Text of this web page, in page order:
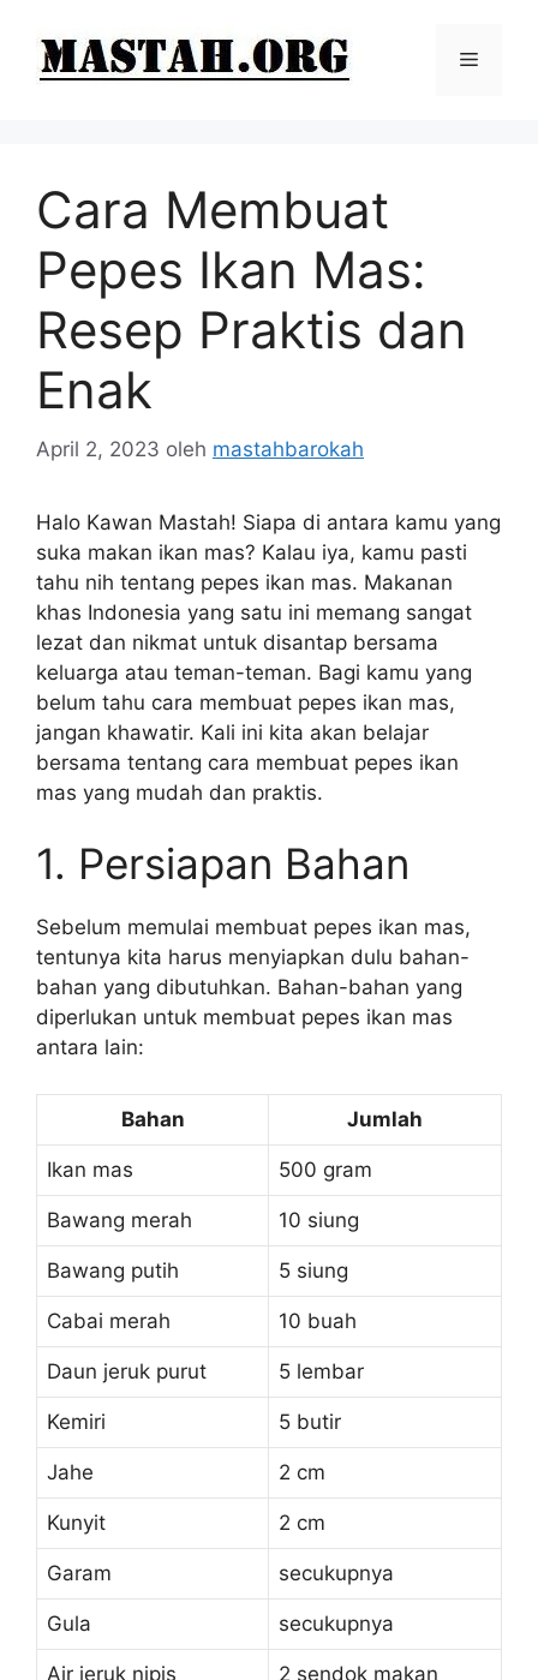
Menu
Cara Membuat
Pepes Ikan Mas:
Resep Praktis dan
Enak
April 2, 2023 oleh mastahbarokah
Halo Kawan Mastah! Siapa di antara kamu yang
suka makan ikan mas? Kalau iya, kamu pasti
tahu nih tentang pepes ikan mas. Makanan
khas Indonesia yang satu ini memang sangat
lezat dan nikmat untuk disantap bersama
keluarga atau teman-teman. Bagi kamu yang
belum tahu cara membuat pepes ikan mas,
jangan khawatir. Kali ini kita akan belajar
bersama tentang cara membuat pepes ikan
mas yang mudah dan praktis.
1. Persiapan Bahan
Sebelum memulai membuat pepes ikan mas,
tentunya kita harus menyiapkan dulu bahan-
bahan yang dibutuhkan. Bahan-bahan yang
diperlukan untuk membuat pepes ikan mas
antara lain:
Bahan Jumlah
Ikan mas 500 gram
Bawang merah 10 siung
Bawang putih 5 siung
Cabai merah 10 buah
Daun jeruk purut 5 lembar
Kemiri 5 butir
Jahe 2 cm
Kunyit 2 cm
Garam secukupnya
Gula secukupnya
Air jeruk nipis 2 sendok makan